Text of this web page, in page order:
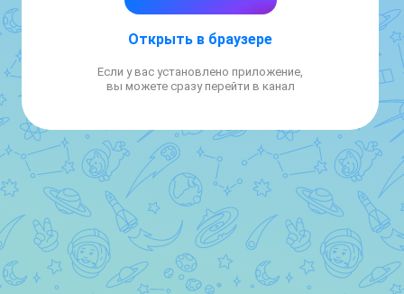
правоохранительных органов и наказать
найденных останках собак в лесополосе
Открыть в браузере
Если у вас установлено приложение,
вы можете сразу перейти в канал